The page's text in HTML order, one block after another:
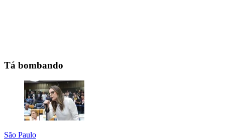
Tá bombando
São Paulo